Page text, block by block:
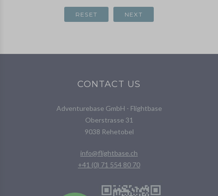
CONTACT US
Adventurebase GmbH - Flightbase
Oberstrasse 31
9038 Rehetobel
info@flightbase.ch
+41 (0) 71 554 80 70